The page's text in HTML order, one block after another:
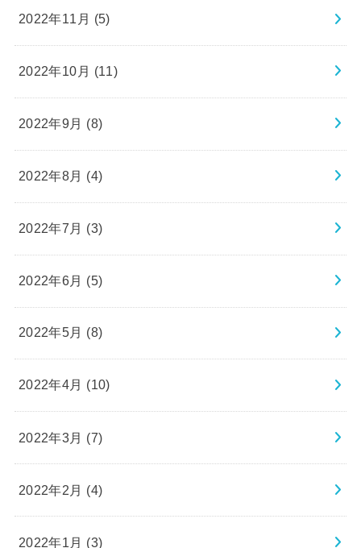
2022年11月 (5)
2022年10月 (11)
2022年9月 (8)
2022年8月 (4)
2022年7月 (3)
2022年6月 (5)
2022年5月 (8)
2022年4月 (10)
2022年3月 (7)
2022年2月 (4)
2022年1月 (3)